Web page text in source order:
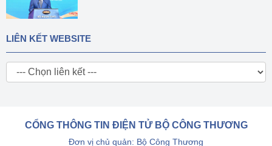
LIÊN KẾT WEBSITE
CỔNG THÔNG TIN ĐIỆN TỬ BỘ CÔNG THƯƠNG
Đơn vị chủ quản: Bộ Công Thương